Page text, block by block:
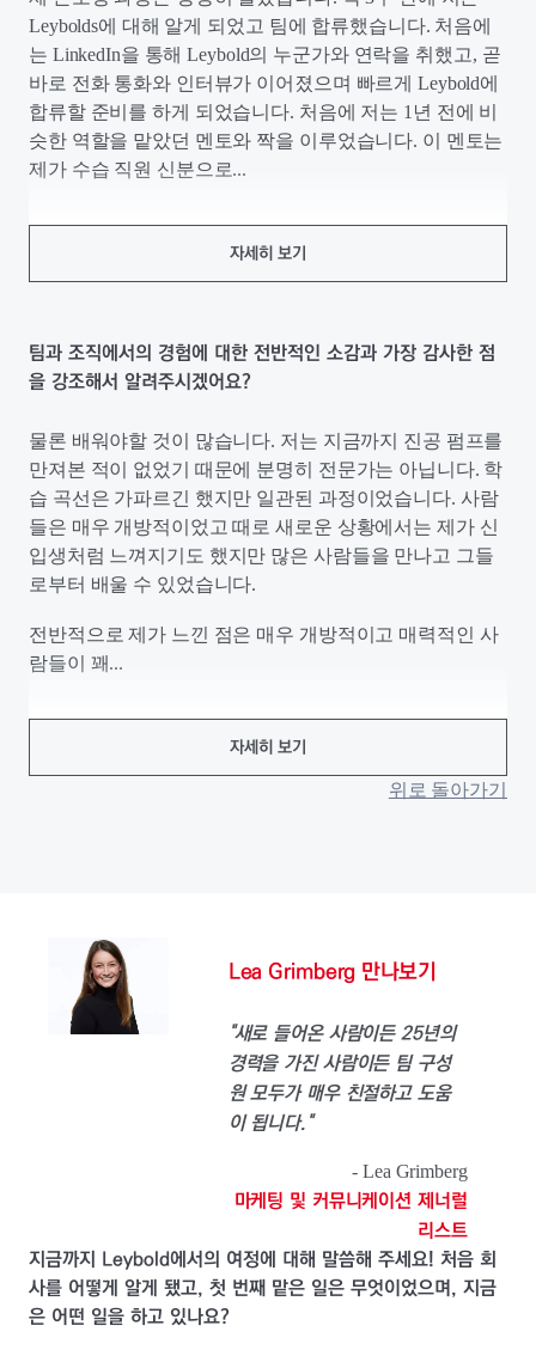
Leybolds에 대해 알게 되었고 팀에 합류했습니다. 처음에
는 LinkedIn을 통해 Leybold의 누군가와 연락을 취했고, 곧
바로 전화 통화와 인터뷰가 이어졌으며 빠르게 Leybold에
합류할 준비를 하게 되었습니다. 처음에 저는 1년 전에 비
슷한 역할을 맡았던 멘토와 짝을 이루었습니다. 이 멘토는
제가 수습 직원 신분으로...
자세히 보기
팀과 조직에서의 경험에 대한 전반적인 소감과 가장 감사한 점
을 강조해서 알려주시겠어요?
물론 배워야할 것이 많습니다. 저는 지금까지 진공 펌프를
만져본 적이 없었기 때문에 분명히 전문가는 아닙니다. 학
습 곡선은 가파르긴 했지만 일관된 과정이었습니다. 사람
들은 매우 개방적이었고 때로 새로운 상황에서는 제가 신
입생처럼 느껴지기도 했지만 많은 사람들을 만나고 그들
로부터 배울 수 있었습니다.
전반적으로 제가 느낀 점은 매우 개방적이고 매력적인 사
람들이 꽤...
자세히 보기
위로 돌아가기
Lea Grimberg 만나보기
"새로 들어온 사람이든 25년의
경력을 가진 사람이든 팀 구성
원 모두가 매우 친절하고 도움
이 됩니다."
- Lea Grimberg
마케팅 및 커뮤니케이션 제너럴
리스트
지금까지 Leybold에서의 여정에 대해 말씀해 주세요! 처음 회
사를 어떻게 알게 됐고, 첫 번째 맡은 일은 무엇이었으며, 지금
은 어떤 일을 하고 있나요?